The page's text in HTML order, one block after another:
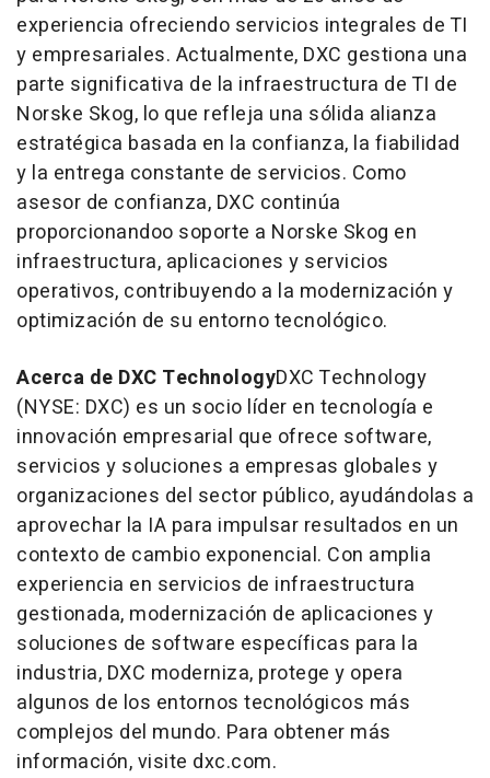
experiencia ofreciendo servicios integrales de TI
y empresariales. Actualmente, DXC gestiona una
parte significativa de la infraestructura de TI de
Norske Skog, lo que refleja una sólida alianza
estratégica basada en la confianza, la fiabilidad
y la entrega constante de servicios. Como
asesor de confianza, DXC continúa
proporcionandoo soporte a Norske Skog en
infraestructura, aplicaciones y servicios
operativos, contribuyendo a la modernización y
optimización de su entorno tecnológico.
Acerca de DXC TechnologyDXC Technology
(NYSE: DXC) es un socio líder en tecnología e
innovación empresarial que ofrece software,
servicios y soluciones a empresas globales y
organizaciones del sector público, ayudándolas a
aprovechar la IA para impulsar resultados en un
contexto de cambio exponencial. Con amplia
experiencia en servicios de infraestructura
gestionada, modernización de aplicaciones y
soluciones de software específicas para la
industria, DXC moderniza, protege y opera
algunos de los entornos tecnológicos más
complejos del mundo. Para obtener más
información, visite dxc.com.